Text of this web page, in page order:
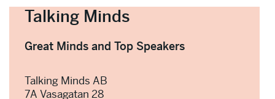
Talking Minds
Great Minds and Top Speakers
Talking Minds AB
7A Vasagatan 28